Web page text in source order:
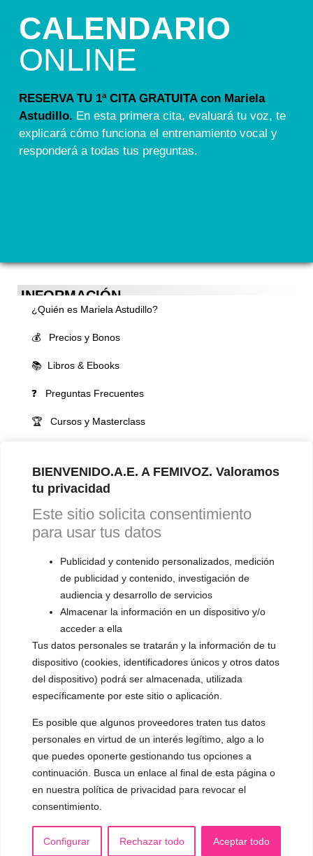
BIENVENIDO.A.E. A FEMIVOZ. Valoramos
tu privacidad
Este sitio solicita consentimiento
para usar tus datos
Publicidad y contenido personalizados, medición
de publicidad y contenido, investigación de
audiencia y desarrollo de servicios
Almacenar la información en un dispositivo y/o
acceder a ella
Tus datos personales se tratarán y la información de tu
dispositivo (cookies, identificadores únicos y otros datos
del dispositivo) podrá ser almacenada, utilizada
específicamente por este sitio o aplicación.
Es posible que algunos proveedores traten tus datos
personales en virtud de un interés legítimo, algo a lo
que puedes oponerte gestionando tus opciones a
continuación. Busca un enlace al final de esta página o
en nuestra política de privacidad para revocar el
consentimiento.
Configurar Rechazar todo Aceptar todo
CALENDARIO
ONLINE
RESERVA TU 1ª CITA GRATUITA con Mariela
Astudillo. En esta primera cita, evaluará tu voz, te
explicará cómo funciona el entrenamiento vocal y
responderá a todas tus preguntas.
INFORMACIÓN
¿Quién es Mariela Astudillo?
💰 Precios y Bonos
📚 Libros & Ebooks
❓ Preguntas Frecuentes
🏆 Cursos y Masterclass
▪️ Feminización de la voz
▪️ Neutralización de la voz
▪️ Dualización de la voz
▪️ Androginización de la voz
OTRAS SESIONES
▪️ Caracterización de la voz
▪️ Voz virilizada por esteroides
▪️ Modificación del acento
CONTACTO Y CITAS
✅Pide tu CITA ONLINE
WhatsApp :+34 625 14 46 47